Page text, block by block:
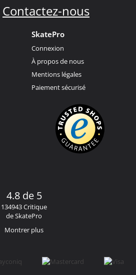
Contactez-nous
SkatePro
Connexion
À propos de nous
Mentions légales
Paiement sécurisé
4.8 de 5
134943 Critique
de SkatePro
Montrer plus